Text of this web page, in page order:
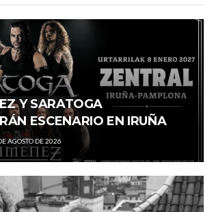
Y SARATOGA
ESCENARIO EN IRUÑA
AGOSTO DE 2026